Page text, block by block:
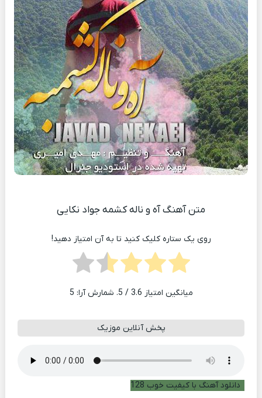
متن آهنگ آه و ناله کشمه جواد نکایی
روی یک ستاره کلیک کنید تا به آن امتیاز دهید!
میانگین امتیاز 3.6 / 5. شمارش آرا: 5
پخش آنلاین موزیک
دانلود آهنگ با کیفیت خوب 128